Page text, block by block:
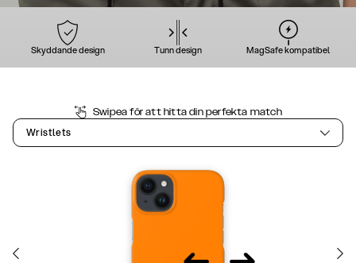
Skyddande design Tunn design MagSafe kompatibel
Swipea för att hitta din perfekta match
Wristlets